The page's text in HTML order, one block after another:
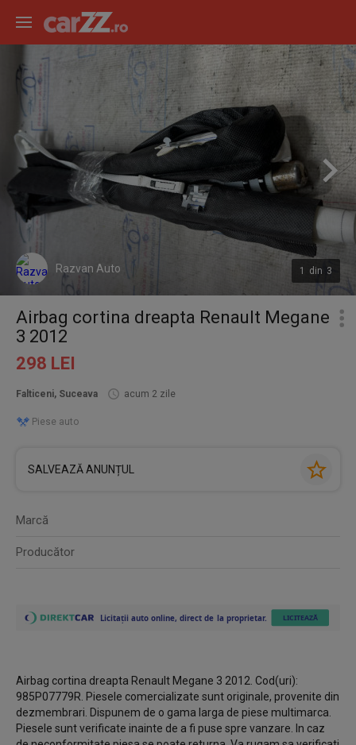
1 din 3
Razvan Auto
Airbag cortina dreapta Renault Megane
3 2012
298 LEI
Falticeni, Suceava acum 2 zile
Piese auto
SALVEAZĂ ANUNȚUL
Marcă
Producător
Airbag cortina dreapta Renault Megane 3 2012. Cod(uri):
985P07779R. Piesele comercializate sunt originale, provenite din
dezmembrari. Dispunem de o gama larga de piese multimarca.
Piesele sunt verificate inainte de a fi puse spre vanzare. In caz